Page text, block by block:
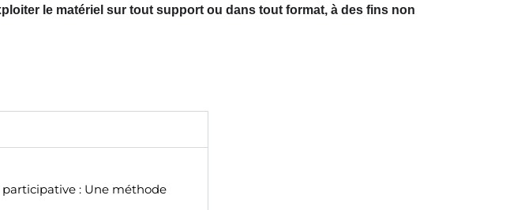
le matériel sur tout support ou dans tout format, à des fins non
: Une méthode